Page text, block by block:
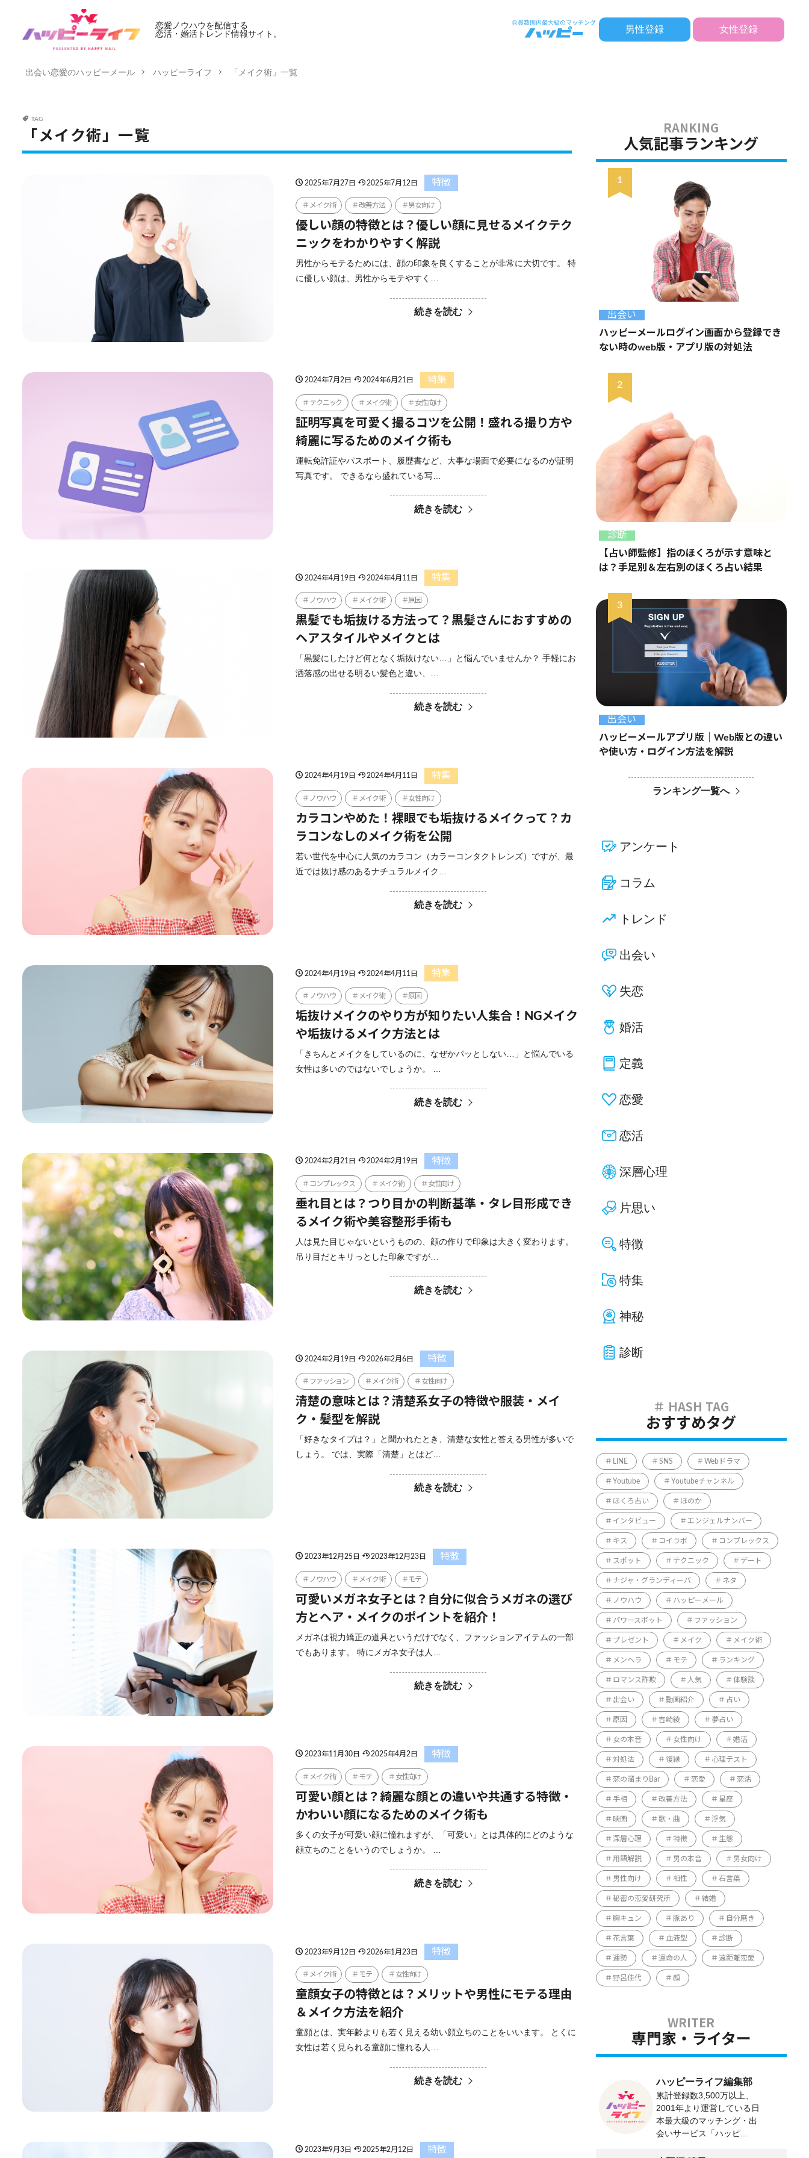
恋愛ノウハウを配信する
恋活・婚活トレンド情報サイト。
男性登録 女性登録
出会い恋愛のハッピーメール ハッピーライフ 「メイク術」一覧
TAG
「メイク術」一覧
2025年7月27日 2025年7月12日 特徴
メイク術 改善方法 男女向け
優しい顔の特徴とは？優しい顔に見せるメイクテク
ニックをわかりやすく解説
男性からモテるためには、顔の印象を良くすることが非常に大切です。 特
に優しい顔は、男性からモテやすく…
続きを読む
2024年7月2日 2024年6月21日 特集
テクニック メイク術 女性向け
証明写真を可愛く撮るコツを公開！盛れる撮り方や
綺麗に写るためのメイク術も
運転免許証やパスポート、履歴書など、大事な場面で必要になるのが証明
写真です。 できるなら盛れている写…
続きを読む
2024年4月19日 2024年4月11日 特集
ノウハウ メイク術 原因
黒髪でも垢抜ける方法って？黒髪さんにおすすめの
ヘアスタイルやメイクとは
「黒髪にしたけど何となく垢抜けない…」と悩んでいませんか？ 手軽にお
洒落感の出せる明るい髪色と違い、…
続きを読む
2024年4月19日 2024年4月11日 特集
ノウハウ メイク術 女性向け
カラコンやめた！裸眼でも垢抜けるメイクって？カ
ラコンなしのメイク術を公開
若い世代を中心に人気のカラコン（カラーコンタクトレンズ）ですが、最
近では抜け感のあるナチュラルメイク…
続きを読む
2024年4月19日 2024年4月11日 特集
ノウハウ メイク術 原因
垢抜けメイクのやり方が知りたい人集合！NGメイク
や垢抜けるメイク方法とは
「きちんとメイクをしているのに、なぜかパッとしない…」と悩んでいる
女性は多いのではないでしょうか。 …
続きを読む
2024年2月21日 2024年2月19日 特徴
コンプレックス メイク術 女性向け
垂れ目とは？つり目かの判断基準・タレ目形成でき
るメイク術や美容整形手術も
人は見た目じゃないというものの、顔の作りで印象は大きく変わります。
吊り目だとキリっとした印象ですが…
続きを読む
2024年2月19日 2026年2月6日 特徴
ファッション メイク術 女性向け
清楚の意味とは？清楚系女子の特徴や服装・メイ
ク・髪型を解説
「好きなタイプは？」と聞かれたとき、清楚な女性と答える男性が多いで
しょう。 では、実際「清楚」とはど…
続きを読む
2023年12月25日 2023年12月23日 特徴
ノウハウ メイク術 モテ
可愛いメガネ女子とは？自分に似合うメガネの選び
方とヘア・メイクのポイントを紹介！
メガネは視力矯正の道具というだけでなく、ファッションアイテムの一部
でもあります。 特にメガネ女子は人…
続きを読む
2023年11月30日 2025年4月2日 特徴
メイク術 モテ 女性向け
可愛い顔とは？綺麗な顔との違いや共通する特徴・
かわいい顔になるためのメイク術も
多くの女子が可愛い顔に憧れますが、「可愛い」とは具体的にどのような
顔立ちのことをいうのでしょうか。 …
続きを読む
2023年9月12日 2026年1月23日 特徴
メイク術 モテ 女性向け
童顔女子の特徴とは？メリットや男性にモテる理由
＆メイク方法を紹介
童顔とは、実年齢よりも若く見える幼い顔立ちのことをいいます。 とくに
女性は若く見られる童顔に憧れる人…
続きを読む
2023年9月3日 2025年2月12日 特徴
人気記事ランキング
出会い
ハッピーメールログイン画面から登録でき
ない時のweb版・アプリ版の対処法
診断
【占い師監修】指のほくろが示す意味と
は？手足別＆左右別のほくろ占い結果
出会い
ハッピーメールアプリ版｜Web版との違い
や使い方・ログイン方法を解説
ランキング一覧へ
アンケート
コラム
トレンド
出会い
失恋
婚活
定義
恋愛
恋活
深層心理
片思い
特徴
特集
神秘
診断
おすすめタグ
LINE SNS Webドラマ
Youtube Youtubeチャンネル
ほくろ占い ほのか
インタビュー エンジェルナンバー
キス コイラボ コンプレックス
スポット テクニック デート
ナジャ・グランディーバ ネタ
ノウハウ ハッピーメール
パワースポット ファッション
プレゼント メイク メイク術
メンヘラ モテ ランキング
ロマンス詐欺 人気 体験談
出会い 動画紹介 占い
原因 吉崎綾 夢占い
女の本音 女性向け 婚活
対処法 復縁 心理テスト
恋の溜まりBar 恋愛 恋活
手相 改善方法 星座
映画 歌・曲 浮気
深層心理 特徴 生態
用語解説 男の本音 男女向け
男性向け 相性 石言葉
秘密の恋愛研究所 結婚
胸キュン 脈あり 自分磨き
花言葉 血液型 診断
運勢 運命の人 遠距離恋愛
野呂佳代 顔
専門家・ライター
ハッピーライフ編集部
累計登録数3,500万以上、
2001年より運営している日
本最大級のマッチング・出
会いサービス「ハッピ...